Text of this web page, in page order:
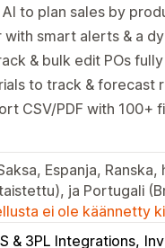
to plan sales by
smart alerts & a
& bulk edit POs
to track & forecast
CSV/PDF with 100+
Espanja,
ja Portugali
ei ole käännetty
& 3PL Integrations